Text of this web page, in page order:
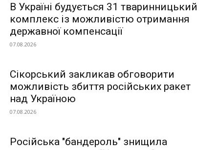
В Україні будується 31 тваринницький
комплекс із можливістю отримання
державної компенсації
07.08.2026
Сікорський закликав обговорити
можливість збиття російських ракет
над Україною
07.08.2026
Російська "бандероль" знищила